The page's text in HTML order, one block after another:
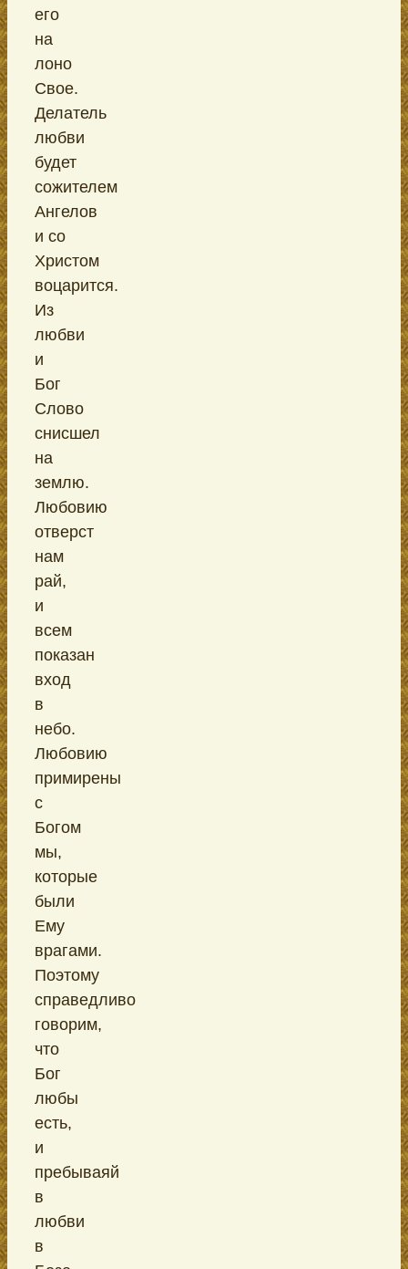
его
на
лоно
Свое.
Делатель
любви
будет
сожителем
Ангелов
и со
Христом
воцарится.
Из
любви
и
Бог
Слово
снисшел
на
землю.
Любовию
отверст
нам
рай,
и
всем
показан
вход
в
небо.
Любовию
примирены
с
Богом
мы,
которые
были
Ему
врагами.
Поэтому
справедливо
говорим,
что
Бог
любы
есть,
и
пребываяй
в
любви
в